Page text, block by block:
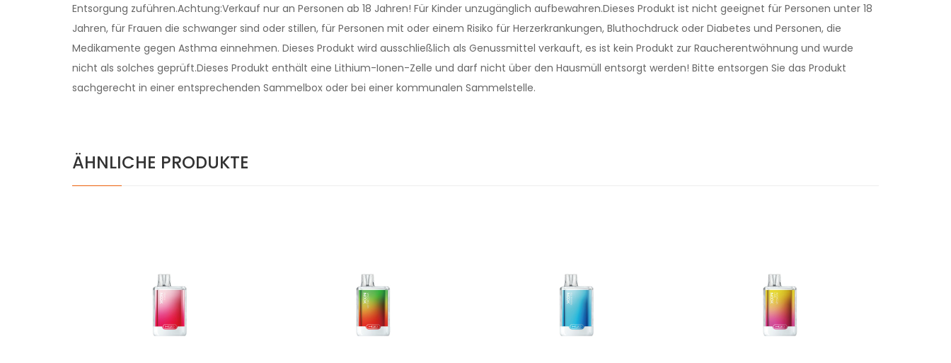
Entsorgung zuführen.Achtung:Verkauf nur an Personen ab 18 Jahren! Für Kinder unzugänglich aufbewahren.Dieses Produkt ist nicht geeignet für Personen unter 18
Jahren, für Frauen die schwanger sind oder stillen, für Personen mit oder einem Risiko für Herzerkrankungen, Bluthochdruck oder Diabetes und Personen, die
Medikamente gegen Asthma einnehmen. Dieses Produkt wird ausschließlich als Genussmittel verkauft, es ist kein Produkt zur Raucherentwöhnung und wurde
nicht als solches geprüft.Dieses Produkt enthält eine Lithium-Ionen-Zelle und darf nicht über den Hausmüll entsorgt werden! Bitte entsorgen Sie das Produkt
sachgerecht in einer entsprechenden Sammelbox oder bei einer kommunalen Sammelstelle.
ÄHNLICHE PRODUKTE